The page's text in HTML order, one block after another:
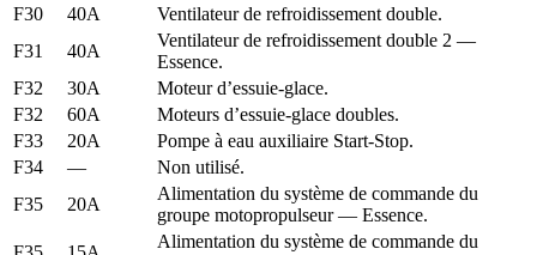
F30
40A
Ventilateur de refroidissement double.
F31
40A
Ventilateur de refroidissement double 2 —
Essence.
F32
30A
Moteur d’essuie-glace.
F32
60A
Moteurs d’essuie-glace doubles.
F33
20A
Pompe à eau auxiliaire Start-Stop.
F34
—
Non utilisé.
F35
20A
Alimentation du système de commande du
groupe motopropulseur — Essence.
Alimentation du système de commande du